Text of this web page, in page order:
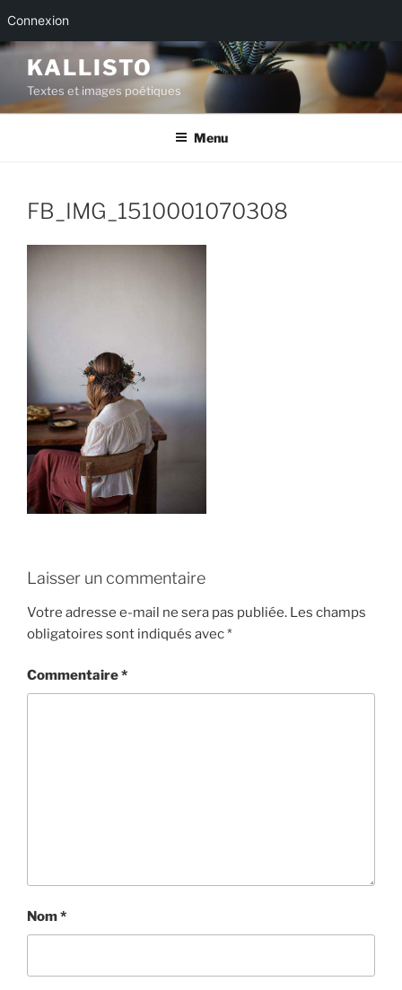
Connexion
Aller
contenu
principal
KALLISTO
Textes et images poétiques
Menu
FB_IMG_1510001070308
Laisser un commentaire
Votre adresse e-mail ne sera pas publiée. Les champs
obligatoires sont indiqués avec*
Commentaire*
Nom*